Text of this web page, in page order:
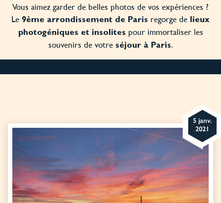
Vous aimez garder de belles photos de vos expériences ?
Le 9ème arrondissement de Paris regorge de lieux
photogéniques et insolites pour immortaliser les
souvenirs de votre séjour à Paris.
5 janv.
2021